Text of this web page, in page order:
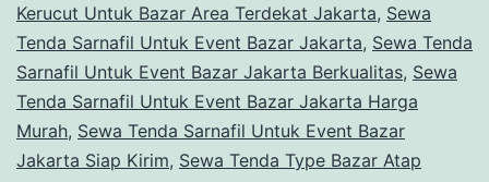
Kerucut Untuk Bazar Area Terdekat Jakarta, Sewa
Tenda Sarnafil Untuk Event Bazar Jakarta, Sewa Tenda
Sarnafil Untuk Event Bazar Jakarta Berkualitas, Sewa
Tenda Sarnafil Untuk Event Bazar Jakarta Harga
Murah, Sewa Tenda Sarnafil Untuk Event Bazar
Jakarta Siap Kirim, Sewa Tenda Type Bazar Atap